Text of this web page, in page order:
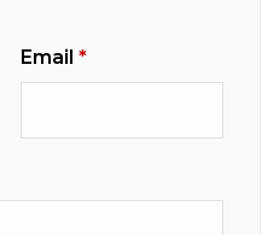
Email *